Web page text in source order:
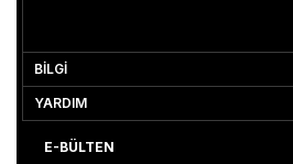
BİLGİ
YARDIM
E-BÜLTEN